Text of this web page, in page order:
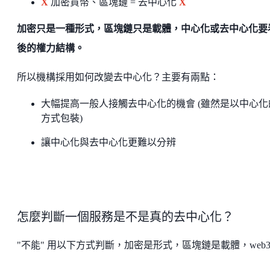
加密只是一種形式，區塊鏈只是載體，中心化或去中心化要
後的權力結構。
所以機構採用如何改變去中心化？主要有兩點：
大幅提高一般人接觸去中心化的機會 (雖然是以中心化
方式包裝)
讓中心化與去中心化更難以分辨
怎麼判斷一個服務是不是真的去中心化？
"不能" 用以下方式判斷，加密是形式，區塊鏈是載體，